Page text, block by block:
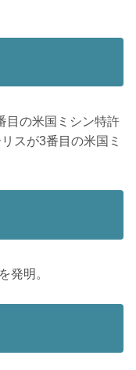
目の米国ミシン特許
スが3番目の米国ミ
発明。